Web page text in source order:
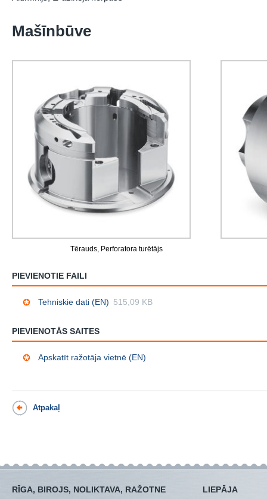
Mašīnbūve
Tērauds, Perforatora turētājs
PIEVIENOTIE FAILI
Tehniskie dati (EN) 515,09 KB
PIEVIENOTĀS SAITES
Apskatīt ražotāja vietnē (EN)
Atpakaļ
RĪGA, BIROJS, NOLIKTAVA, RAŽOTNE LIEPĀJA